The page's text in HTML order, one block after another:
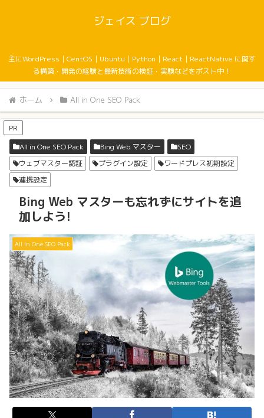
ジェイス ブログ
主にWordPress｜CentOS｜Ubuntu｜Python｜React｜ReactNative に関す
る構築・開発の経験と最新技術の検証・実験などをポスト中！
ホーム All in One SEO Pack
PR
All in One SEO Pack
Bing Web マスター
SEO
ウェブマスター認証
プラグイン設定
ワードプレス初期設定
連携設定
Bing Web マスターも忘れずにサイトを追
加しよう!
All in One SEO Pack